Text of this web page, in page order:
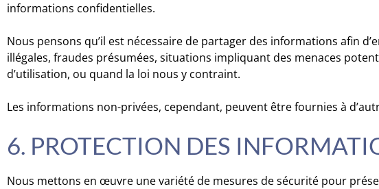
informations confidentielles.
Nous pensons qu’il est nécessaire de partager des informations afin
illégales, fraudes présumées, situations impliquant des menaces
d’utilisation, ou quand la loi nous y contraint.
Les informations non-privées, cependant, peuvent être fournies à
6. PROTECTION DES
Nous mettons en œuvre une variété de mesures de sécurité pour